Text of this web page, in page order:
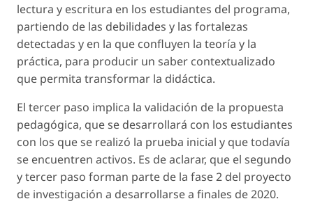
lectura y escritura en los estudiantes del programa,
partiendo de las debilidades y las fortalezas
detectadas y en la que confluyen la teoría y la
práctica, para producir un saber contextualizado
que permita transformar la didáctica.
El tercer paso implica la validación de la propuesta
pedagógica, que se desarrollará con los estudiantes
con los que se realizó la prueba inicial y que todavía
se encuentren activos. Es de aclarar, que el segundo
y tercer paso forman parte de la fase 2 del proyecto
de investigación a desarrollarse a finales de 2020.